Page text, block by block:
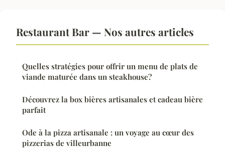
Restaurant Bar — Nos autres articles
Quelles stratégies pour offrir un menu de plats de
viande maturée dans un steakhouse?
Découvrez la box bières artisanales et cadeau bière
parfait
Ode à la pizza artisanale : un voyage au cœur des
pizzerias de villeurbanne